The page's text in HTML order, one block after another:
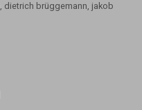
, dietrich brüggemann, jakob